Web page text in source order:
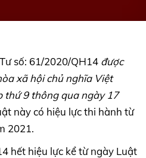
số: 61/2020/QH14 được
xã hội chủ nghĩa Việt
thứ 9 thông qua ngày 17
này có hiệu lực thi hành từ
2021.
hết hiệu lực kể từ ngày Luật